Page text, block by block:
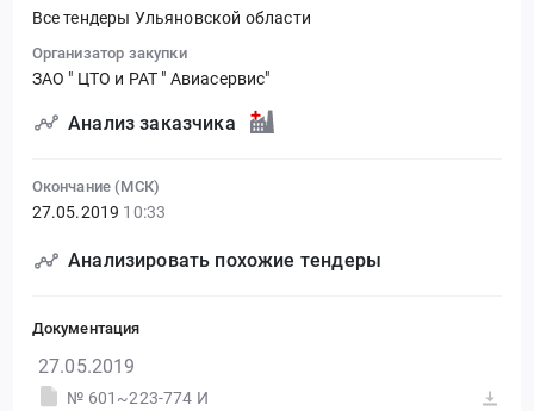
Все тендеры Ульяновской области
Организатор закупки
ЗАО " ЦТО и РАТ " Авиасервис"
Анализ заказчика
Окончание (МСК)
27.05.2019 10:33
Анализировать похожие тендеры
Документация
27.05.2019
№ 601~223-774 И